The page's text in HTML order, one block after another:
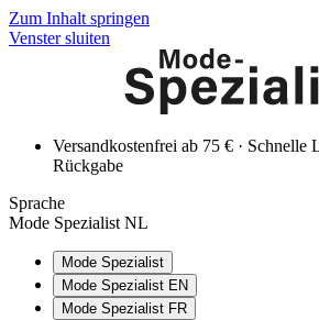
Zum Inhalt springen
Venster sluiten
Versandkostenfrei ab 75 € · Schnelle
Rückgabe
Sprache
Mode Spezialist NL
Mode Spezialist
Mode Spezialist EN
Mode Spezialist FR